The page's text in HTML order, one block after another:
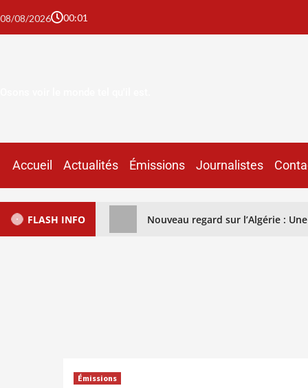
08/08/2026 00:01
Accueil Actualités Émissions Journalistes
FLASH INFO Nouveau regard sur l’Algérie :
Émissions